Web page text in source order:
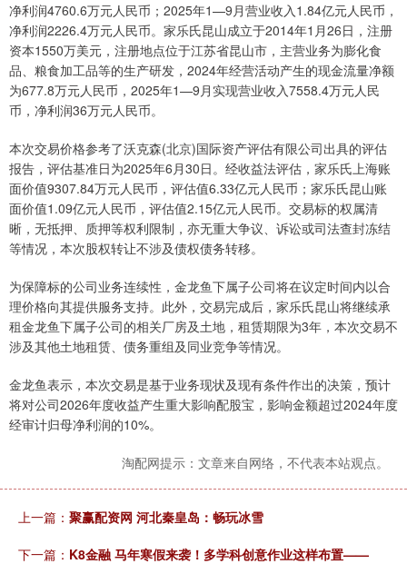
净利润4760.6万元人民币；2025年1—9月营业收入1.84亿元人民币，
净利润2226.4万元人民币。家乐氏昆山成立于2014年1月26日，注册
资本1550万美元，注册地点位于江苏省昆山市，主营业务为膨化食
品、粮食加工品等的生产研发，2024年经营活动产生的现金流量净额
为677.8万元人民币，2025年1—9月实现营业收入7558.4万元人民
币，净利润36万元人民币。
本次交易价格参考了沃克森(北京)国际资产评估有限公司出具的评估
报告，评估基准日为2025年6月30日。经收益法评估，家乐氏上海账
面价值9307.84万元人民币，评估值6.33亿元人民币；家乐氏昆山账
面价值1.09亿元人民币，评估值2.15亿元人民币。交易标的权属清
晰，无抵押、质押等权利限制，亦无重大争议、诉讼或司法查封冻结
等情况，本次股权转让不涉及债权债务转移。
为保障标的公司业务连续性，金龙鱼下属子公司将在议定时间内以合
理价格向其提供服务支持。此外，交易完成后，家乐氏昆山将继续承
租金龙鱼下属子公司的相关厂房及土地，租赁期限为3年，本次交易不
涉及其他土地租赁、债务重组及同业竞争等情况。
金龙鱼表示，本次交易是基于业务现状及现有条件作出的决策，预计
将对公司2026年度收益产生重大影响配股宝，影响金额超过2024年度
经审计归母净利润的10%。
淘配网提示：文章来自网络，不代表本站观点。
上一篇： 聚赢配资网 河北秦皇岛：畅玩冰雪
下一篇： K8金融 马年寒假来袭！多学科创意作业这样布置——